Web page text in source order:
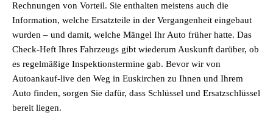
Rechnungen von Vorteil. Sie enthalten meistens auch die
Information, welche Ersatzteile in der Vergangenheit eingebaut
wurden – und damit, welche Mängel Ihr Auto früher hatte. Das
Check-Heft Ihres Fahrzeugs gibt wiederum Auskunft darüber, ob
es regelmäßige Inspektionstermine gab. Bevor wir von
Autoankauf-live den Weg in Euskirchen zu Ihnen und Ihrem
Auto finden, sorgen Sie dafür, dass Schlüssel und Ersatzschlüssel
bereit liegen.